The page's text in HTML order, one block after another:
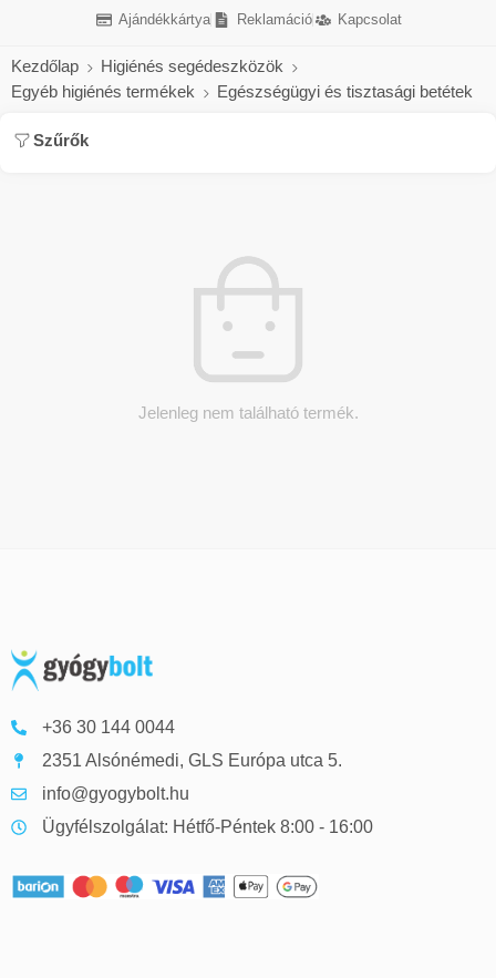
Ajándékkártya Reklamáció Kapcsolat
Kezdőlap
Higiénés segédeszközök
Egyéb higiénés termékek
Egészségügyi és tisztasági betétek
Szűrők
Jelenleg nem található termék.
+36 30 144 0044
2351 Alsónémedi, GLS Európa utca 5.
info@gyogybolt.hu
Ügyfélszolgálat: Hétfő-Péntek 8:00 - 16:00